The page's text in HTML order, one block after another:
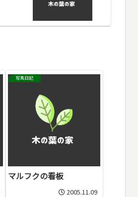
写真日記
マルフクの看板
2005.11.09